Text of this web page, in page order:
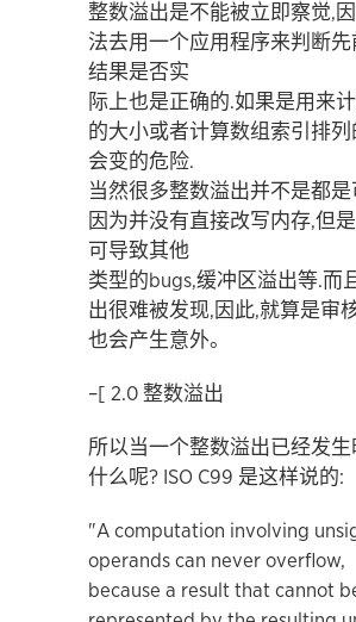
整数溢出是不能被立即察觉,
法去用一个应用程序来判断先
结果是否实
际上也是正确的.如果是用来
的大小或者计算数组索引排列
会变的危险.
当然很多整数溢出并不是都是
因为并没有直接改写内存,但是
可导致其他
类型的bugs,缓冲区溢出等.而
出很难被发现,因此,就算是审
也会产生意外。
–[ 2.0 整数溢出
所以当一个整数溢出已经发生
什么呢? ISO C99 是这样说的:
"A computation involving
operands can never overflow,
because a result that cannot